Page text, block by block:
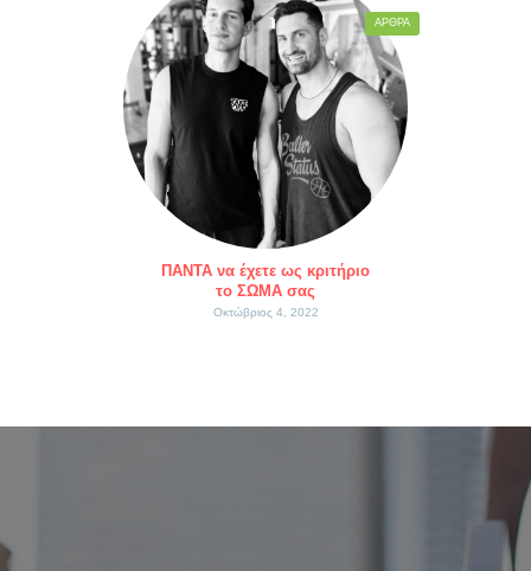
ΠΑΝΤΑ να έχετε ως κριτήριο
το ΣΩΜΑ σας
Οκτώβριος 4, 2022
ΆΡΘΡΑ